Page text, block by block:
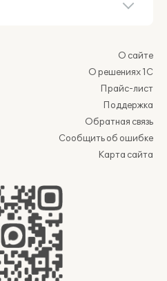
О сайте
О решениях 1С
Прайс-лист
Поддержка
Обратная связь
Сообщить об ошибке
Карта сайта